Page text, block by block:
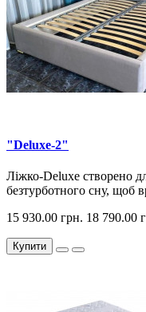
"Deluxe-2"
Ліжко-Deluxe створено
безтурботного сну, щоб
15 930.00 грн. 18 790.00
Купити